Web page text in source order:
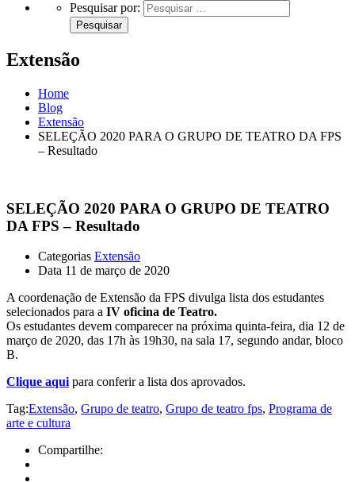
Pesquisar por:
Extensão
Home
Blog
Extensão
SELEÇÃO 2020 PARA O GRUPO DE TEATRO DA FPS
– Resultado
SELEÇÃO 2020 PARA O GRUPO DE TEATRO
DA FPS – Resultado
Categorias Extensão
Data 11 de março de 2020
A coordenação de Extensão da FPS divulga lista dos estudantes
selecionados para a IV oficina de Teatro.
Os estudantes devem comparecer na próxima quinta-feira, dia 12 de
março de 2020, das 17h às 19h30, na sala 17, segundo andar, bloco
B.
Clique aqui para conferir a lista dos aprovados.
Tag:Extensão, Grupo de teatro, Grupo de teatro fps, Programa de
arte e cultura
Compartilhe: